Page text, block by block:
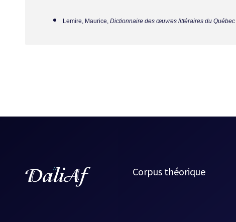
Lemire, Maurice, Dictionnaire des œuvres littéraires du Québec
Corpus théorique